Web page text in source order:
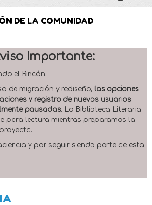
DE LA COMUNIDAD
Importante:
el Rincón.
de migración y rediseño, las opciones
y registro de nuevos usuarios
pausadas. La Biblioteca Literaria
para lectura mientras preparamos la
y por seguir siendo parte de esta